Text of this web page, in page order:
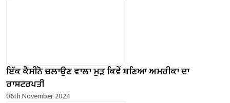
ਇੱਕ ਕੈਸੀਨੋ ਚਲਾਉਣ ਵਾਲਾ ਮੁੜ ਕਿਵੇਂ ਬਣਿਆ ਅਮਰੀਕਾ ਦਾ
ਰਾਸ਼ਟਰਪਤੀ
06th November 2024